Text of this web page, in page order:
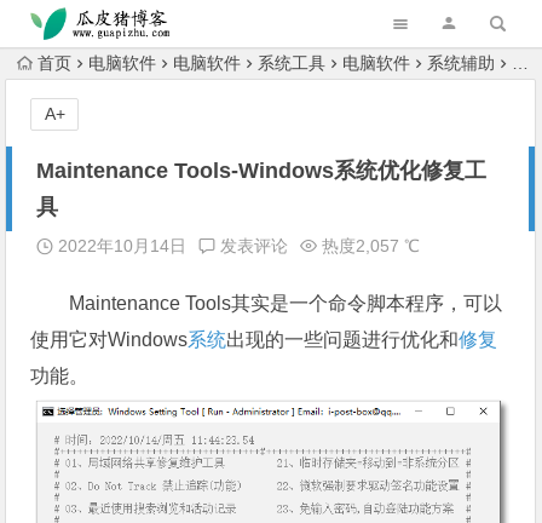
跳转到主内容
首页 电脑软件 电脑软件 系统工具 电脑软件 系统辅助
Maintenance Tools-Windows系统优化修复工
具
2022年10月14日 发表评论 热度2,057 ℃
Maintenance Tools其实是一个命令脚本程序，可以
使用它对Windows系统出现的一些问题进行优化和修复
功能。
A+